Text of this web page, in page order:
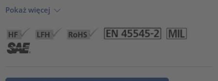
Pokaż więcej